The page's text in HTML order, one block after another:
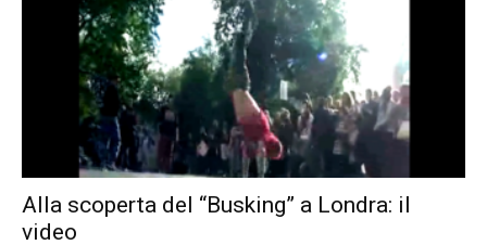
Alla scoperta del “Busking” a Londra: il
video